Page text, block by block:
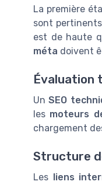
La première
sont
est de haute
méta doivent
Évaluation
UnSEO
les moteurs
chargement
Structure
Les liens